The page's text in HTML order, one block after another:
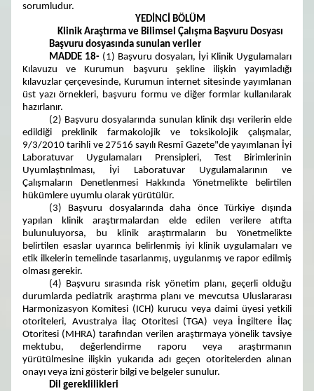
sorumludur.
YEDİNCİ BÖLÜM
Klinik Araştırma ve Bilimsel Çalışma Başvuru Dosyası
Başvuru dosyasında sunulan veriler
MADDE 18-(1) Başvuru dosyaları, İyi Klinik Uygulamaları
Kılavuzu ve Kurumun başvuru şekline ilişkin yayımladığı
kılavuzlar çerçevesinde, Kurumun internet sitesinde yayımlanan
üst yazı örnekleri, başvuru formu ve diğer formlar kullanılarak
hazırlanır.
(2) Başvuru dosyalarında sunulan klinik dışı verilerin elde
edildiği preklinik farmakolojik ve toksikolojik çalışmalar,
9/3/2010 tarihli ve 27516 sayılı Resmî Gazete"de yayımlanan İyi
Laboratuvar Uygulamaları Prensipleri, Test Birimlerinin
Uyumlaştırılması, İyi Laboratuvar Uygulamalarının ve
Çalışmaların Denetlenmesi Hakkında Yönetmelikte belirtilen
hükümlere uyumlu olarak yürütülür.
(3) Başvuru dosyalarında daha önce Türkiye dışında
yapılan klinik araştırmalardan elde edilen verilere atıfta
bulunuluyorsa, bu klinik araştırmaların bu Yönetmelikte
belirtilen esaslar uyarınca belirlenmiş iyi klinik uygulamaları ve
etik ilkelerin temelinde tasarlanmış, uygulanmış ve rapor edilmiş
olması gerekir.
(4) Başvuru sırasında risk yönetim planı, geçerli olduğu
durumlarda pediatrik araştırma planı ve mevcutsa Uluslararası
Harmonizasyon Komitesi (ICH) kurucu veya daimi üyesi yetkili
otoriteleri, Avustralya İlaç Otoritesi (TGA) veya İngiltere İlaç
Otoritesi (MHRA) tarafından verilen araştırmaya yönelik tavsiye
mektubu, değerlendirme raporu veya araştırmanın
yürütülmesine ilişkin yukarıda adı geçen otoritelerden alınan
onayı veya izni gösterir bilgi ve belgeler sunulur.
Dil gereklilikleri